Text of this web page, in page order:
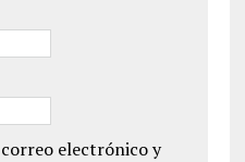
electrónico y